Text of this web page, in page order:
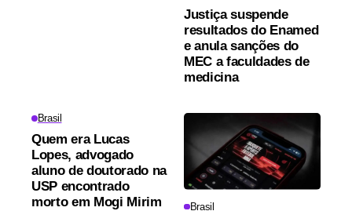
Justiça suspende
resultados do Enamed
e anula sanções do
MEC a faculdades de
medicina
Brasil
Quem era Lucas
Lopes, advogado
aluno de doutorado na
USP encontrado
morto em Mogi Mirim
Brasil